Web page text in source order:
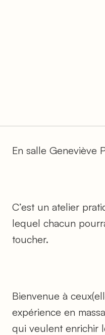
En salle Geneviève
C’est un atelier
lequel chacun
toucher.
Bienvenue à
expérience en
qui veulent enrichir